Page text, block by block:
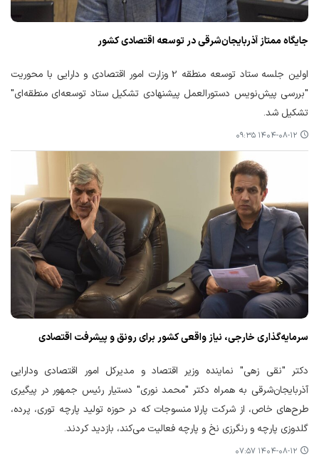
جایگاه ممتاز آذربایجان‌شرقی در توسعه اقتصادی کشور
اولین جلسه ستاد توسعه منطقه‌ 2 وزارت امور اقتصادی و دارایی با محوریت
"بررسی پیش‌نویس دستورالعمل پیشنهادی تشکیل ستاد توسعه‌ای منطقه‌ای"
تشکیل شد.
۱۴۰۴-۰۸-۱۲ ۰۹:۳۵
سرمایه‌گذاری خارجی، نیاز واقعی کشور برای رونق و پیشرفت اقتصادی
دکتر "نقی زهی" نماینده وزیر اقتصاد و مدیرکل امور اقتصادی ودارایی
آذربایجان‌شرقی به همراه دکتر "محمد نوری" دستیار رئیس جمهور در پیگیری
طرح‌های خاص، از شرکت پارلا منسوجات که در حوزه تولید پارچه توری، پرده،
گلدوزی پارچه و رنگرزی نخ و پارچه فعالیت می‌کند، بازدید کردند.
۱۴۰۴-۰۸-۱۲ ۰۷:۵۷